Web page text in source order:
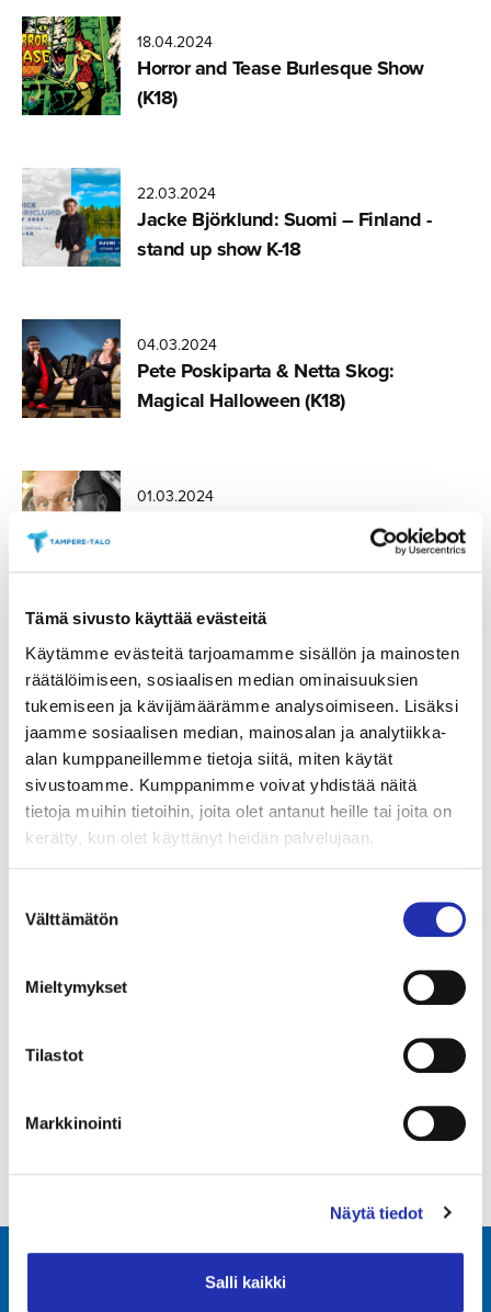
Tämä sivusto käyttää evästeitä
Käytämme evästeitä tarjoamamme sisällön ja mainosten
räätälöimiseen, sosiaalisen median ominaisuuksien
tukemiseen ja kävijämäärämme analysoimiseen. Lisäksi
jaamme sosiaalisen median, mainosalan ja analytiikka-
alan kumppaneillemme tietoja siitä, miten käytät
sivustoamme. Kumppanimme voivat yhdistää näitä
tietoja muihin tietoihin, joita olet antanut heille tai joita on
kerätty, kun olet käyttänyt heidän palvelujaan.
valinta
Välttämätön
Mieltymykset
Tilastot
Markkinointi
Näytä tiedot
Salli kaikki
18.04.2024
Horror and Tease Burlesque Show
(K18)
22.03.2024
Jacke Björklund: Suomi – Finland -
stand up show K-18
04.03.2024
Pete Poskiparta & Netta Skog:
Magical Halloween (K18)
01.03.2024
TEEMU VESTERINEN: TRAUMA,
01.03.2024
Teemu Vesterinen, Trauma Stand Up
-sooloesitys
06.02.2024
Vaudeville Palace Show vol. 4 (K18)
1
3
4